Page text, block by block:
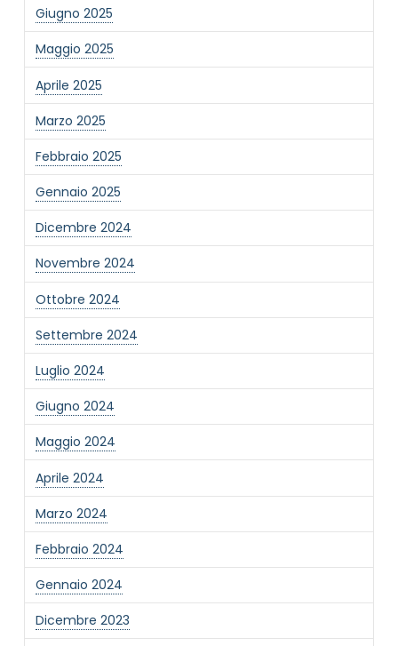
Giugno 2025
Maggio 2025
Aprile 2025
Marzo 2025
Febbraio 2025
Gennaio 2025
Dicembre 2024
Novembre 2024
Ottobre 2024
Settembre 2024
Luglio 2024
Giugno 2024
Maggio 2024
Aprile 2024
Marzo 2024
Febbraio 2024
Gennaio 2024
Dicembre 2023
NOME STRUTTURA*
MAIL REFERENTE*
MOTIVO DEL CONTATTO*
Informativa Privacy
Ho preso visione dell'informativa privacy
Privacy Policy completa
Newsletter
Desidero rimanere aggiornato sulle ultime
novità dell'Associazione tramite l'iscrizione alla
newsletter
Invia